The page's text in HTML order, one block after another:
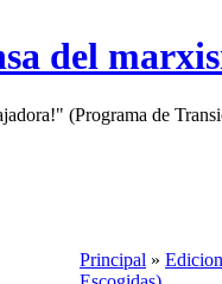
del
(Programa de
Principal »